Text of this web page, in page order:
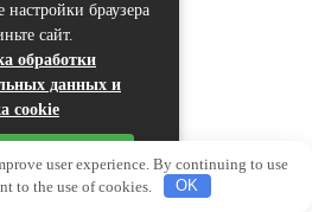
настройки браузера
сайт.
обработки
данных и
cookie
user experience. By continuing to use
to the use of cookies.
OK